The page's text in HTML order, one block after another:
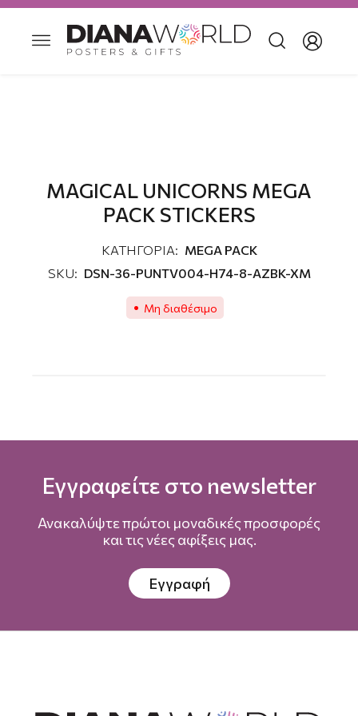
MAGICAL UNICORNS MEGA
PACK STICKERS
ΚΑΤΗΓΟΡΙΑ: MEGA PACK
SKU: DSN-36-PUNTV004-H74-8-AZBK-XM
Μη διαθέσιμο
Εγγραφείτε στο newsletter
Ανακαλύψτε πρώτοι μοναδικές προσφορές
και τις νέες αφίξεις μας.
Εγγραφή